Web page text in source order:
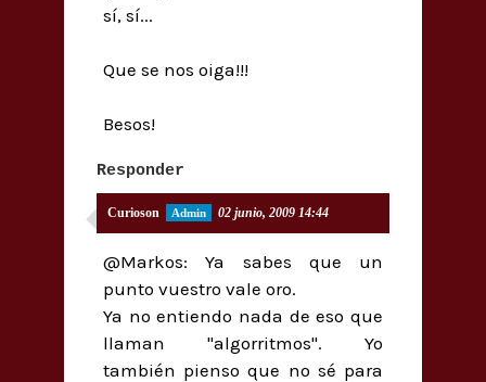
sí, sí...
Que se nos oiga!!!
Besos!
Responder
Curioson 02 junio, 2009 14:44
@Markos: Ya sabes que un
punto vuestro vale oro.
Ya no entiendo nada de eso que
llaman "algorritmos". Yo
también pienso que no sé para